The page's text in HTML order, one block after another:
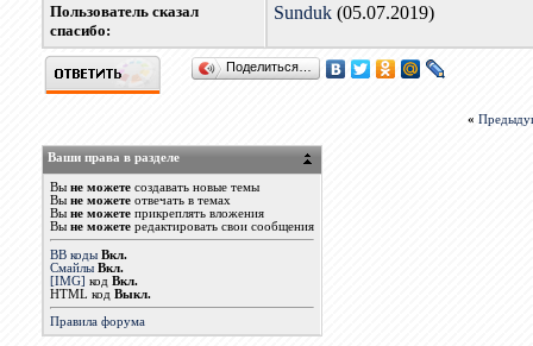
Пользователь сказал
cпасибо:
Sunduk(05.07.2019)
Поделиться…
«
Ваши права в разделе
Вы не можетесоздавать новые темы
Вы не можетеотвечать в темах
Вы не можетеприкреплять вложения
Вы не можетередактировать свои сообщения
BB коды Вкл.
Смайлы Вкл.
[IMG] код Вкл.
HTML код Выкл.
Правила форума